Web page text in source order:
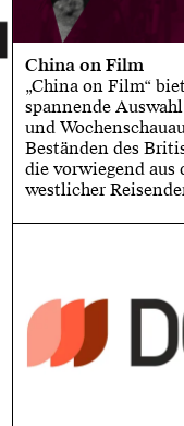
China on Film
„China on Film“
spannende
und
Beständen des
die vorwiegend aus
westlicher